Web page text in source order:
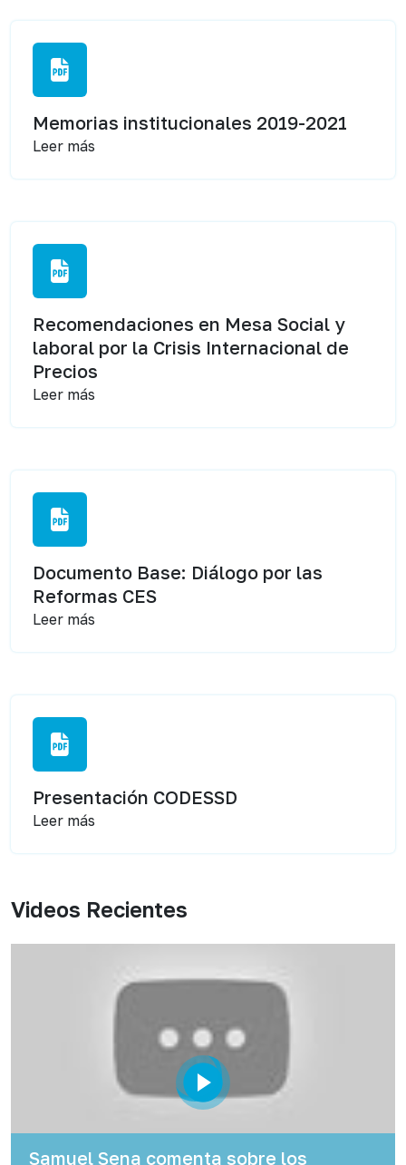
Memorias institucionales 2019-2021
Leer más
Recomendaciones en Mesa Social y
laboral por la Crisis Internacional de
Precios
Leer más
Documento Base: Diálogo por las
Reformas CES
Leer más
Presentación CODESSD
Leer más
Videos Recientes
Samuel Sena comenta sobre los